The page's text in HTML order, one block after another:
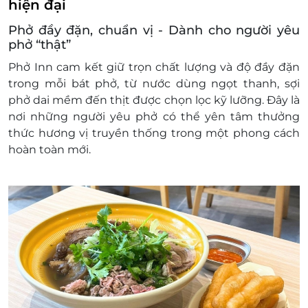
hiện đại
Phở đầy đặn, chuẩn vị - Dành cho người yêu
phở “thật”
Phở Inn cam kết giữ trọn chất lượng và độ đầy đặn
trong mỗi bát phở, từ nước dùng ngọt thanh, sợi
phở dai mềm đến thịt được chọn lọc kỹ lưỡng. Đây là
nơi những người yêu phở có thể yên tâm thưởng
thức hương vị truyền thống trong một phong cách
hoàn toàn mới.